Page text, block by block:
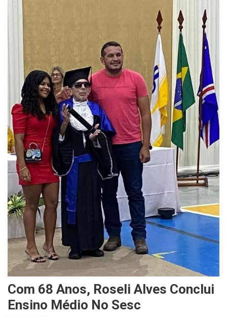
Com 68 Anos, Roseli Alves Conclui
Ensino Médio No Sesc